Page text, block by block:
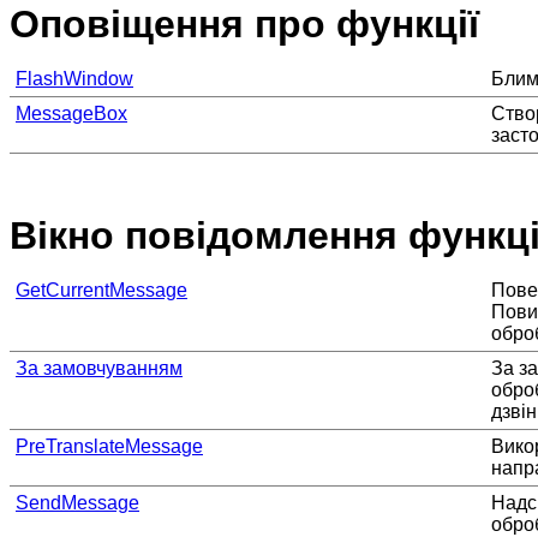
Оповіщення про функції
FlashWindow
MessageBox
Вікно повідомлення
GetCurrentMessage
За замовчуванням
За
PreTranslateMessage
SendMessage